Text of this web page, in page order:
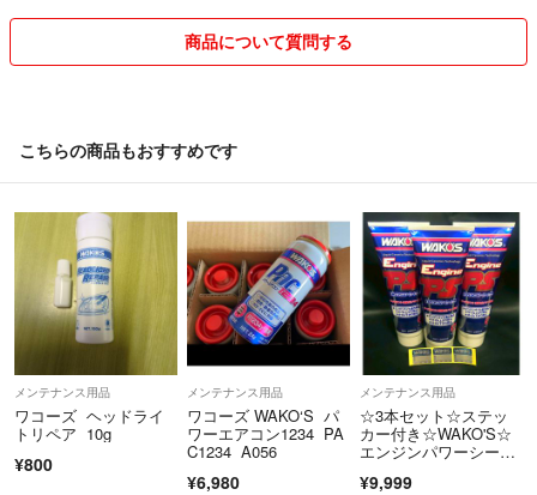
商品について質問する
こちらの商品もおすすめです
メンテナンス用品
ワコーズ ヘッドライ
トリペア 10g
¥800
メンテナンス用品
ワコーズ WAKO‘S パ
ワーエアコン1234 PA
C1234 A056
¥6,980
メンテナンス用品
☆3本セット☆ステッ
カー付き☆WAKO'S☆
エンジンパワーシール
¥9,999